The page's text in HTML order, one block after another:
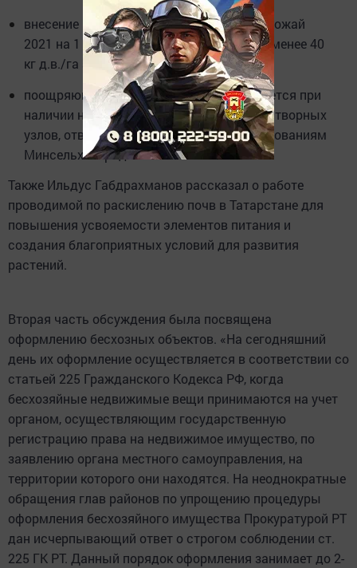
внесение минеральных удобрений под урожай
2021 на 1 июля не менее 50 кг д.в./га (не менее 40
кг д.в./га за счет собственных средств);
поощряющий коэффициент 1,3, применяется при
наличии на 15.11.2020 стационарных растворных
узлов, отвечающим разработанным требованиям
Минсельхозпрода РТ.
Также Ильдус Габдрахманов рассказал о работе
проводимой по раскислению почв в Татарстане для
повышения усвояемости элементов питания и
создания благоприятных условий для развития
растений.
Вторая часть обсуждения была посвящена
оформлению бесхозных объектов. «На сегодняшний
день их оформление осуществляется в соответствии со
статьей 225 Гражданского Кодекса РФ, когда
бесхозяйные недвижимые вещи принимаются на учет
органом, осуществляющим государственную
регистрацию права на недвижимое имущество, по
заявлению органа местного самоуправления, на
территории которого они находятся. На неоднократные
обращения глав районов по упрощению процедуры
оформления бесхозяйного имущества Прокуратурой РТ
дан исчерпывающий ответ о строгом соблюдении ст.
225 ГК РТ. Данный порядок оформления занимает до 2-